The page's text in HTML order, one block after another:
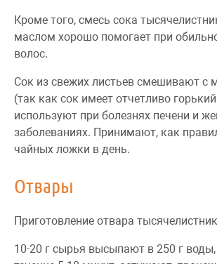
Кроме того, смесь сока
маслом хорошо помогает при
волос.
Сок из свежих листьев смешивают с
(так как сок имеет отчетливо
используют при болезнях печени и
заболеваниях. Принимают, как
чайных ложки в день.
Отвары
Приготовление отвара
10-20 г сырья высыпают в 250 г